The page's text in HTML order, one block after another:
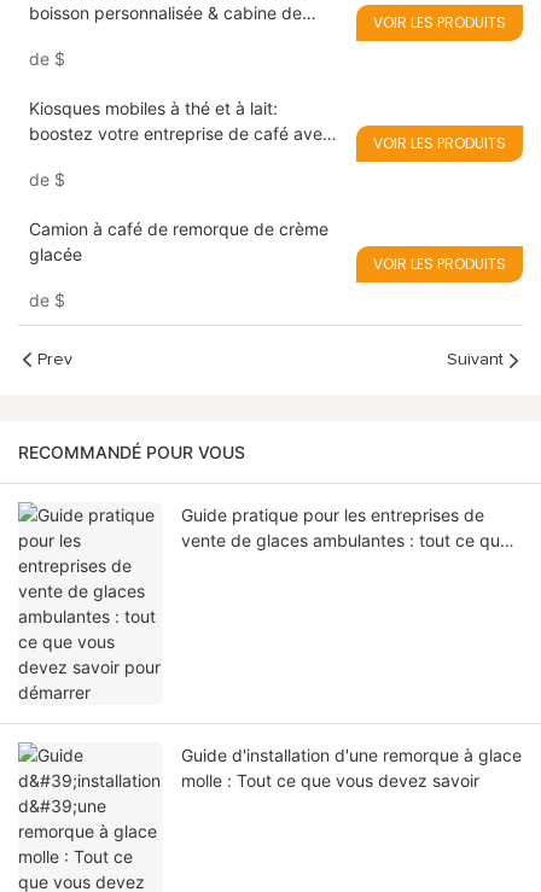
boisson personnalisée & cabine de
de $
VOIR LES PRODUITS
Kiosques mobiles à thé et à lait:
boostez votre entreprise de café avec
de $
VOIR LES PRODUITS
Camion à café de remorque de crème
glacée
de $
VOIR LES PRODUITS
Prev Suivant
RECOMMANDÉ POUR VOUS
Guide pratique pour les entreprises de
vente de glaces ambulantes : tout ce que
Guide d'installation d'une remorque à glace
molle : Tout ce que vous devez savoir